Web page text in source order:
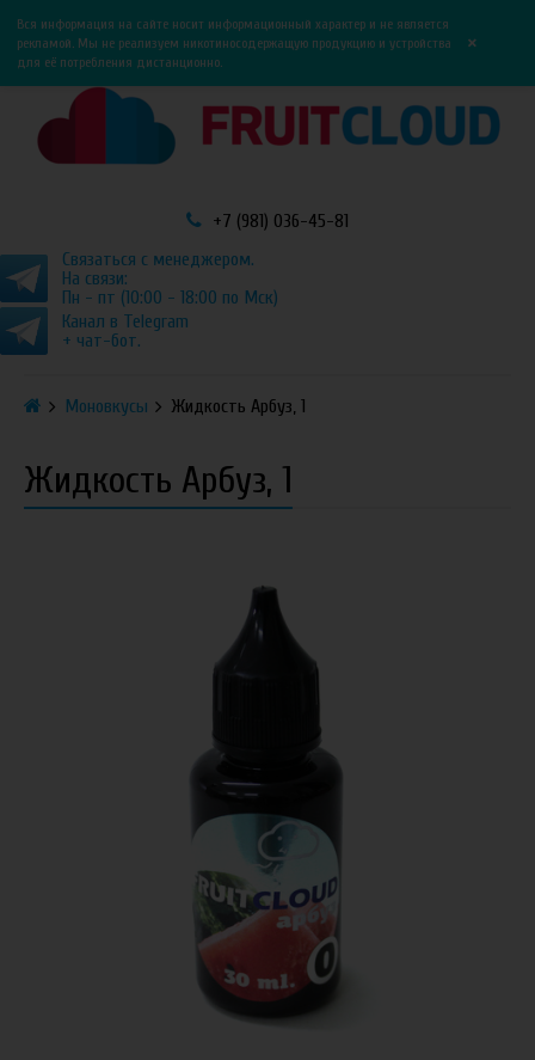
0
Вся информация на сайте носит информационный характер и не является
рекламой. Мы не реализуем никотиносодержащую продукцию и устройства
для её потребления дистанционно.
×
+7 (981) 036-45-81
Связаться с менеджером.
На связи:
Пн - пт (10:00 - 18:00 по Мск)
Канал в Telegram
+ чат-бот.
Моновкусы Жидкость Арбуз, 1
Жидкость Арбуз, 1